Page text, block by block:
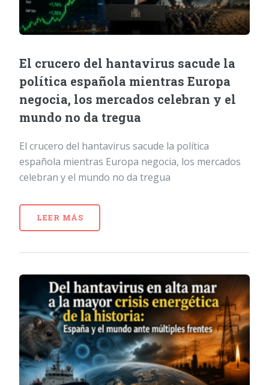
El crucero del hantavirus sacude la
política española mientras Europa
negocia, los mercados celebran y el
mundo no da tregua
El crucero del hantavirus sacude la política
española mientras Europa negocia, los mercados
celebran y el mundo no da tregua
LEER MÁS